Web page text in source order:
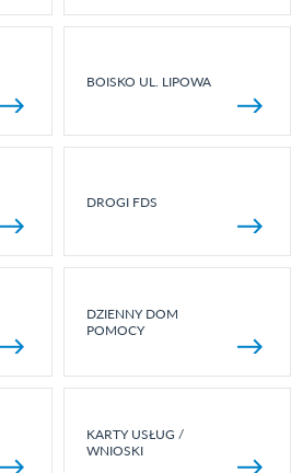
BOISKO UL. LIPOWA
DROGI FDS
DZIENNY DOM
POMOCY
KARTY USŁUG /
WNIOSKI